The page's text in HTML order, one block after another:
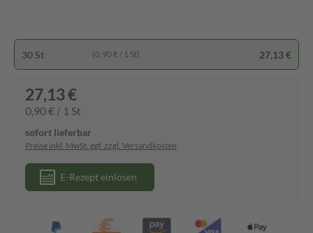
30 St (0,90 € / 1 St) 27,13 €
27,13 €
0,90 € / 1 St
sofort lieferbar
Preise inkl. MwSt. ggf. zzgl. Versandkosten
E-Rezept einlösen